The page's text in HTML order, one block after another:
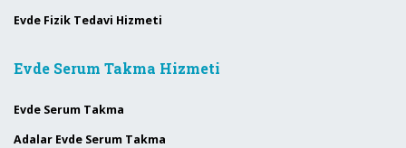
Evde Fizik Tedavi Hizmeti
Evde Serum Takma Hizmeti
Evde Serum Takma
Adalar Evde Serum Takma